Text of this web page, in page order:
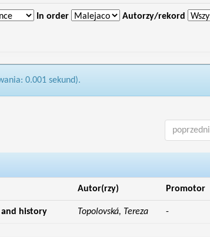
In order Autorzy/rekord
0.001 sekund).
poprzedni
Autor(rzy) Promotor
and history Topolovská, Tereza -